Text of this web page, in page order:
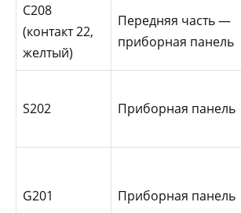
С208
(контакт 22,
желтый)
Передняя часть —
приборная панель
S202 Приборная панель
G201 Приборная панель